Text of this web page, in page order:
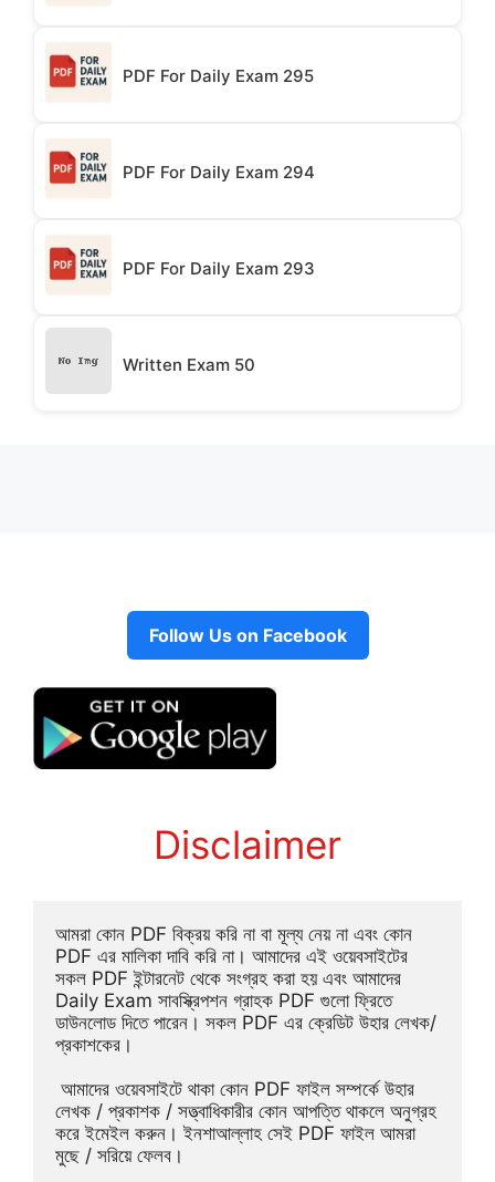
PDF For Daily Exam 295
PDF For Daily Exam 294
PDF For Daily Exam 293
Written Exam 50
Follow Us on Facebook
Disclaimer
আমরা কোন PDF বিক্রয় করি না বা মূল্য নেয় না এবং কোন
PDF এর মালিকা দাবি করি না। আমাদের এই ওয়েবসাইটের
সকল PDF ইন্টারনেট থেকে সংগ্রহ করা হয় এবং আমাদের
Daily Exam সাবস্ক্রিপশন গ্রাহক PDF গুলো ফ্রিতে
ডাউনলোড দিতে পারেন। সকল PDF এর ক্রেডিট উহার লেখক/
প্রকাশকের।
লেখক / প্রকাশক / সত্ত্বাধিকারীর কোন আপত্তি থাকলে অনুগ্রহ
করে ইমেইল করুন। ইনশাআল্লাহ সেই PDF ফাইল আমরা
মুছে / সরিয়ে ফেলব।